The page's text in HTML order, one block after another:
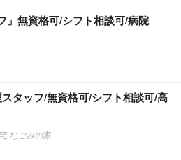
」無資格可/シフト相談可/病院
スタッフ/無資格可/シフト相談可/高
なごみの家